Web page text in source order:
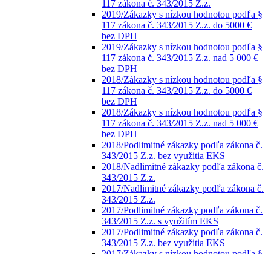
117 zákona č. 343/2015 Z.z.
2019/Zákazky s nízkou hodnotou podľa §
117 zákona č. 343/2015 Z.z. do 5000 €
bez DPH
2019/Zákazky s nízkou hodnotou podľa §
117 zákona č. 343/2015 Z.z. nad 5 000 €
bez DPH
2018/Zákazky s nízkou hodnotou podľa §
117 zákona č. 343/2015 Z.z. do 5000 €
bez DPH
2018/Zákazky s nízkou hodnotou podľa §
117 zákona č. 343/2015 Z.z. nad 5 000 €
bez DPH
2018/Podlimitné zákazky podľa zákona č.
343/2015 Z.z. bez využitia EKS
2018/Nadlimitné zákazky podľa zákona č.
343/2015 Z.z.
2017/Nadlimitné zákazky podľa zákona č.
343/2015 Z.z.
2017/Podlimitné zákazky podľa zákona č.
343/2015 Z.z. s využitím EKS
2017/Podlimitné zákazky podľa zákona č.
343/2015 Z.z. bez využitia EKS